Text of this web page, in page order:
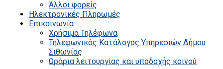
Άλλοι φορείς
Ηλεκτρονικές Πληρωμές
Επικοινωνία
Χρήσιμα Τηλέφωνα
Τηλεφωνικός Κατάλογος Υπηρεσιών Δήμου
Σιθωνίας
Ωράρια λειτουργίας και υποδοχής κοινού